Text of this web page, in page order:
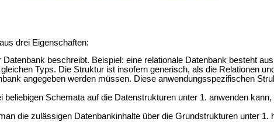
drei Eigenschaften:
Datenbank beschreibt. Beispiel: eine relationale Datenbank besteht
Typs. Die Struktur ist insofern generisch, als die Relationen
angegeben werden müssen. Diese anwendungsspezifischen
beliebigen Schemata auf die Datenstrukturen unter 1. anwenden
die zulässigen Datenbankinhalte über die Grundstrukturen unter 1.